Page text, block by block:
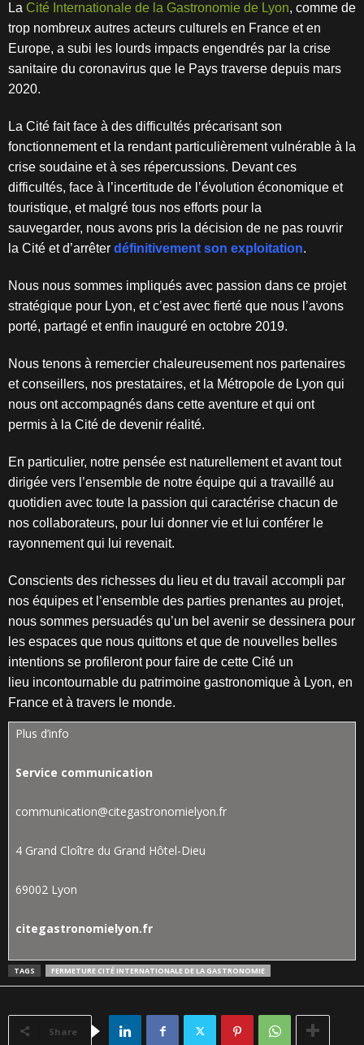
La Cité Internationale de la Gastronomie de Lyon, comme de
trop nombreux autres acteurs culturels en France et en
Europe, a subi les lourds impacts engendrés par la crise
sanitaire du coronavirus que le Pays traverse depuis mars
2020.
La Cité fait face à des difficultés précarisant son
fonctionnement et la rendant particulièrement vulnérable à la
crise soudaine et à ses répercussions. Devant ces
difficultés, face à l’incertitude de l’évolution économique et
touristique, et malgré tous nos efforts pour la
sauvegarder, nous avons pris la décision de ne pas rouvrir
la Cité et d’arrêter définitivement son exploitation.
Nous nous sommes impliqués avec passion dans ce projet
stratégique pour Lyon, et c’est avec fierté que nous l’avons
porté, partagé et enfin inauguré en octobre 2019.
Nous tenons à remercier chaleureusement nos partenaires
et conseillers, nos prestataires, et la Métropole de Lyon qui
nous ont accompagnés dans cette aventure et qui ont
permis à la Cité de devenir réalité.
En particulier, notre pensée est naturellement et avant tout
dirigée vers l’ensemble de notre équipe qui a travaillé au
quotidien avec toute la passion qui caractérise chacun de
nos collaborateurs, pour lui donner vie et lui conférer le
rayonnement qui lui revenait.
Conscients des richesses du lieu et du travail accompli par
nos équipes et l’ensemble des parties prenantes au projet,
nous sommes persuadés qu’un bel avenir se dessinera pour
les espaces que nous quittons et que de nouvelles belles
intentions se profileront pour faire de cette Cité un
lieu incontournable du patrimoine gastronomique à Lyon, en
France et à travers le monde.
Plus d’info
Service communication
communication@citegastronomielyon.fr
4 Grand Cloître du Grand Hôtel-Dieu
69002 Lyon
citegastronomielyon.fr
TAGS FERMETURE CITÉ INTERNATIONALE DE LA GASTRONOMIE
Share